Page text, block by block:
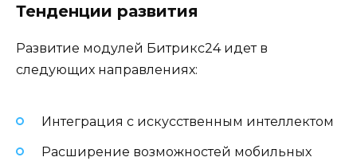
Тенденции развития
Развитие модулей Битрикс24 идет в
следующих направлениях:
Интеграция с искусственным интеллектом
Расширение возможностей мобильных